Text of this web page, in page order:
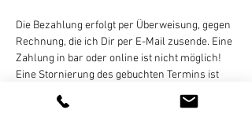
Die Bezahlung erfolgt per Überweisung, gegen
Rechnung, die ich Dir per E-Mail zusende. Eine
Zahlung in bar oder online ist nicht möglich!
Eine Stornierung des gebuchten Termins ist
24 Stunden vor Kursbeginn
per E-Mail,
WhatsApp (bitte keine Sprachnachrichten),